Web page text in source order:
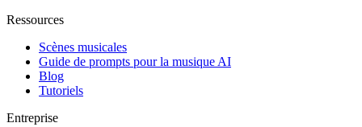
Ressources
Scènes musicales
Guide de prompts pour la musique AI
Blog
Tutoriels
Entreprise